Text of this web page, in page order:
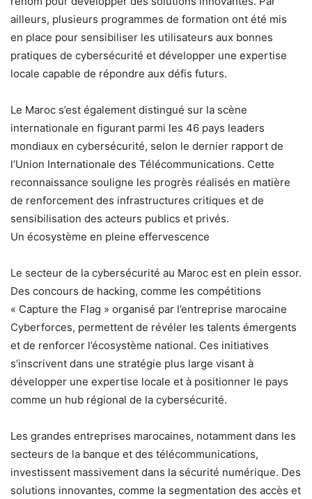
ailleurs, plusieurs programmes de formation ont été mis
en place pour sensibiliser les utilisateurs aux bonnes
pratiques de cybersécurité et développer une expertise
locale capable de répondre aux défis futurs.
Le Maroc s’est également distingué sur la scène
internationale en figurant parmi les 46 pays leaders
mondiaux en cybersécurité, selon le dernier rapport de
l’Union Internationale des Télécommunications. Cette
reconnaissance souligne les progrès réalisés en matière
de renforcement des infrastructures critiques et de
sensibilisation des acteurs publics et privés.
Un écosystème en pleine effervescence
Le secteur de la cybersécurité au Maroc est en plein essor.
Des concours de hacking, comme les compétitions
« Capture the Flag » organisé par l’entreprise marocaine
Cyberforces, permettent de révéler les talents émergents
et de renforcer l’écosystème national. Ces initiatives
s’inscrivent dans une stratégie plus large visant à
développer une expertise locale et à positionner le pays
comme un hub régional de la cybersécurité.
Les grandes entreprises marocaines, notamment dans les
secteurs de la banque et des télécommunications,
investissent massivement dans la sécurité numérique. Des
solutions innovantes, comme la segmentation des accès et